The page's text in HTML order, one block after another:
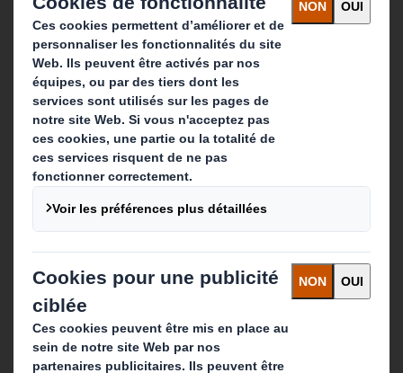
Produits de papier
Services de recyclage
Contact
Nos implantations
Contactez-nous
Suivez-nous